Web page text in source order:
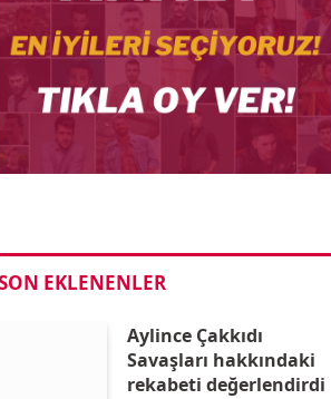
EKLENENLER
Aylince Çakkıdı
Savaşları hakkındaki
rekabeti değerlendirdi